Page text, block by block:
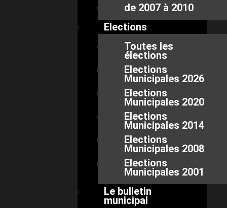
de 2007 à 2010
Elections
Toutes les
élections
Elections
Municipales 2026
Elections
Municipales 2020
Elections
Municipales 2014
Elections
Municipales 2008
Elections
Municipales 2001
Le bulletin
municipal